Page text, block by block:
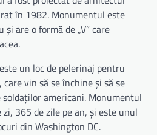
în 1982. Monumentul este
are o formă de „V” care
un loc de pelerinaj pentru
vin să se închine și să se
americani. Monumentul
365 de zile pe an, și este unul
din Washington DC.